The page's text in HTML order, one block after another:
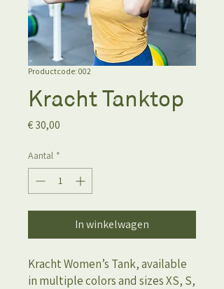
Productcode: 002
Kracht Tanktop
€ 30,00
Aantal *
In winkelwagen
Kracht Women’s Tank, available
in multiple colors and sizes XS, S,